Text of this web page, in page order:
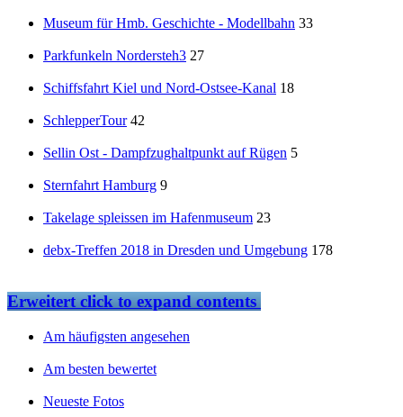
Museum für Hmb. Geschichte - Modellbahn 33
Parkfunkeln Nordersteh3 27
Schiffsfahrt Kiel und Nord-Ostsee-Kanal 18
SchlepperTour 42
Sellin Ost - Dampfzughaltpunkt auf Rügen 5
Sternfahrt Hamburg 9
Takelage spleissen im Hafenmuseum 23
debx-Treffen 2018 in Dresden und Umgebung 178
Erweitertclick to expand contents
Am häufigsten angesehen
Am besten bewertet
Neueste Fotos